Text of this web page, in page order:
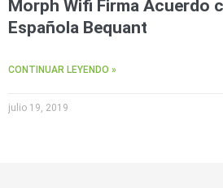
Morph Wifi Firma Acuerdo
Española Bequant
CONTINUAR LEYENDO »
julio 19, 2019